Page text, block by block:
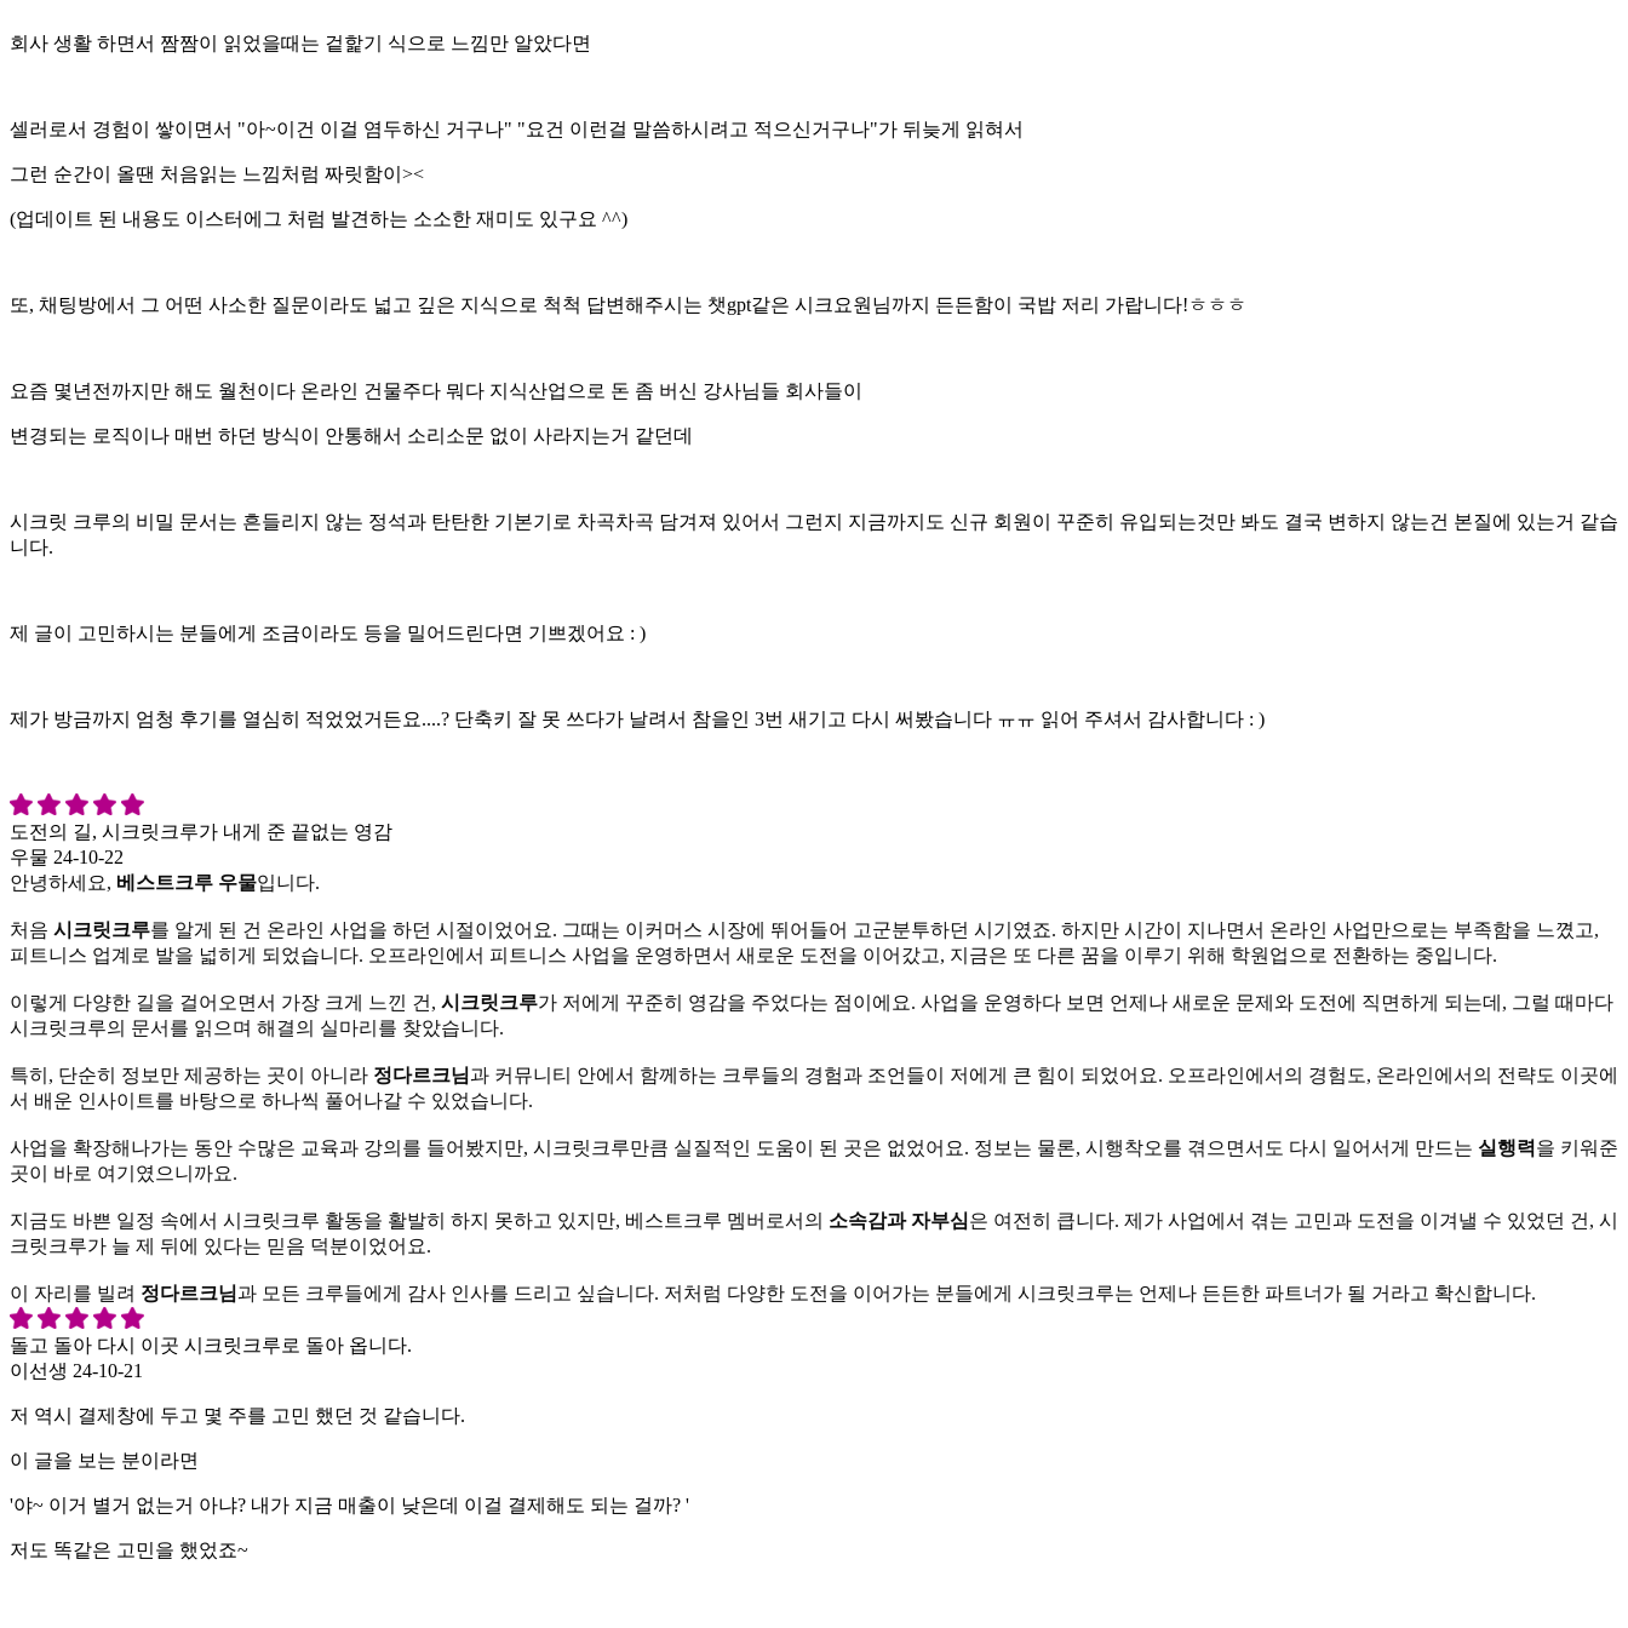
회사 생활 하면서 짬짬이 읽었을때는 겉핥기 식으로 느낌만 알았다면
셀러로서 경험이 쌓이면서 "아~이건 이걸 염두하신 거구나" "요건 이런걸 말씀하시려고 적으신거구나"가 뒤늦게 읽혀서
그런 순간이 올땐 처음읽는 느낌처럼 짜릿함이><
(업데이트 된 내용도 이스터에그 처럼 발견하는 소소한 재미도 있구요 ^^)
또, 채팅방에서 그 어떤 사소한 질문이라도 넓고 깊은 지식으로 척척 답변해주시는 챗gpt같은 시크요원님까지 든든함이 국밥 저리 가랍니다!ㅎㅎㅎ
요즘 몇년전까지만 해도 월천이다 온라인 건물주다 뭐다 지식산업으로 돈 좀 버신 강사님들 회사들이
변경되는 로직이나 매번 하던 방식이 안통해서 소리소문 없이 사라지는거 같던데
시크릿 크루의 비밀 문서는 흔들리지 않는 정석과 탄탄한 기본기로 차곡차곡 담겨져 있어서 그런지 지금까지도 신규 회원이 꾸준히 유입되는것만 봐도 결국 변하지 않는건 본질에 있는거 같습
니다.
제 글이 고민하시는 분들에게 조금이라도 등을 밀어드린다면 기쁘겠어요 : )
제가 방금까지 엄청 후기를 열심히 적었었거든요....? 단축키 잘 못 쓰다가 날려서 참을인 3번 새기고 다시 써봤습니다 ㅠㅠ 읽어 주셔서 감사합니다 : )
도전의 길, 시크릿크루가 내게 준 끝없는 영감
우물 24-10-22
안녕하세요, 베스트크루 우물입니다.
처음 시크릿크루를 알게 된 건 온라인 사업을 하던 시절이었어요. 그때는 이커머스 시장에 뛰어들어 고군분투하던 시기였죠. 하지만 시간이 지나면서 온라인 사업만으로는 부족함을 느꼈고,
피트니스 업계로 발을 넓히게 되었습니다. 오프라인에서 피트니스 사업을 운영하면서 새로운 도전을 이어갔고, 지금은 또 다른 꿈을 이루기 위해 학원업으로 전환하는 중입니다.
이렇게 다양한 길을 걸어오면서 가장 크게 느낀 건, 시크릿크루가 저에게 꾸준히 영감을 주었다는 점이에요. 사업을 운영하다 보면 언제나 새로운 문제와 도전에 직면하게 되는데, 그럴 때마다
시크릿크루의 문서를 읽으며 해결의 실마리를 찾았습니다.
특히, 단순히 정보만 제공하는 곳이 아니라 정다르크님과 커뮤니티 안에서 함께하는 크루들의 경험과 조언들이 저에게 큰 힘이 되었어요. 오프라인에서의 경험도, 온라인에서의 전략도 이곳에
서 배운 인사이트를 바탕으로 하나씩 풀어나갈 수 있었습니다.
사업을 확장해나가는 동안 수많은 교육과 강의를 들어봤지만, 시크릿크루만큼 실질적인 도움이 된 곳은 없었어요. 정보는 물론, 시행착오를 겪으면서도 다시 일어서게 만드는 실행력을 키워준
곳이 바로 여기였으니까요.
지금도 바쁜 일정 속에서 시크릿크루 활동을 활발히 하지 못하고 있지만, 베스트크루 멤버로서의 소속감과 자부심은 여전히 큽니다. 제가 사업에서 겪는 고민과 도전을 이겨낼 수 있었던 건, 시
크릿크루가 늘 제 뒤에 있다는 믿음 덕분이었어요.
이 자리를 빌려 정다르크님과 모든 크루들에게 감사 인사를 드리고 싶습니다. 저처럼 다양한 도전을 이어가는 분들에게 시크릿크루는 언제나 든든한 파트너가 될 거라고 확신합니다.
돌고 돌아 다시 이곳 시크릿크루로 돌아 옵니다.
이선생 24-10-21
저 역시 결제창에 두고 몇 주를 고민 했던 것 같습니다.
이 글을 보는 분이라면
'야~ 이거 별거 없는거 아냐? 내가 지금 매출이 낮은데 이걸 결제해도 되는 걸까? '
저도 똑같은 고민을 했었죠~